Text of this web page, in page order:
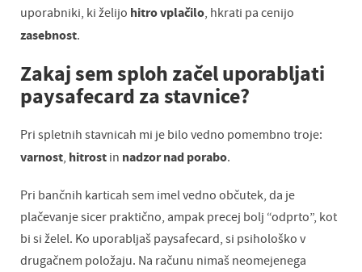
uporabniki, ki želijo hitro vplačilo, hkrati pa cenijo
zasebnost.
Zakaj sem sploh začel uporabljati
paysafecard za stavnice?
Pri spletnih stavnicah mi je bilo vedno pomembno troje:
varnost, hitrost in nadzor nad porabo.
Pri bančnih karticah sem imel vedno občutek, da je
plačevanje sicer praktično, ampak precej bolj “odprto”, kot
bi si želel. Ko uporabljaš paysafecard, si psihološko v
drugačnem položaju. Na računu nimaš neomejenega